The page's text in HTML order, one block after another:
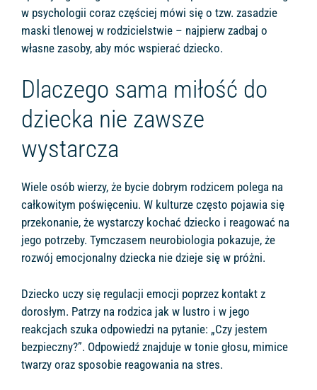
w psychologii coraz częściej mówi się o tzw. zasadzie
maski tlenowej w rodzicielstwie – najpierw zadbaj o
własne zasoby, aby móc wspierać dziecko.
Dlaczego sama miłość do
dziecka nie zawsze
wystarcza
Wiele osób wierzy, że bycie dobrym rodzicem polega na
całkowitym poświęceniu. W kulturze często pojawia się
przekonanie, że wystarczy kochać dziecko i reagować na
jego potrzeby. Tymczasem neurobiologia pokazuje, że
rozwój emocjonalny dziecka nie dzieje się w próżni.
Dziecko uczy się regulacji emocji poprzez kontakt z
dorosłym. Patrzy na rodzica jak w lustro i w jego
reakcjach szuka odpowiedzi na pytanie: „Czy jestem
bezpieczny?”. Odpowiedź znajduje w tonie głosu, mimice
twarzy oraz sposobie reagowania na stres.